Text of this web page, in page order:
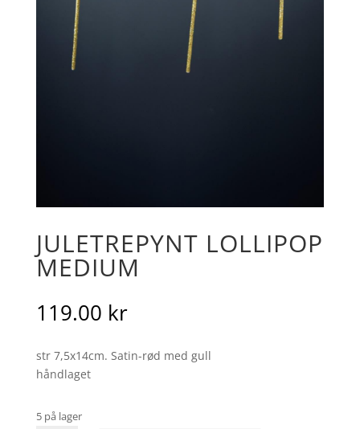
JULETREPYNT LOLLIPOP
MEDIUM
119.00 kr
str 7,5x14cm. Satin-rød med gull
håndlaget
5 på lager